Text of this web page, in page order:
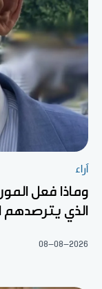
آراء
وماذا فعل
الذي يترصدهم
08-08-2026